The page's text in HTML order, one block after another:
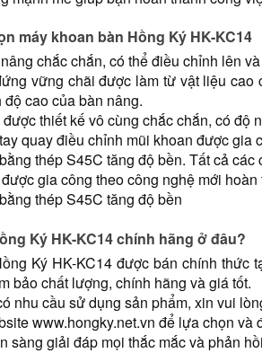
máy khoan bàn Hồng Ký HK-KC14
chắc chắn, có thể điều chỉnh lên
vững chãi được làm từ vật liệu
cao của bàn nâng.
thiết kế vô cùng chắc chắn, có độ
quay điều chỉnh mũi khoan được
thép S45C tăng độ bền. Tất cả
gia công theo công nghệ mới
thép S45C tăng độ bền
Ký HK-KC14 chính hãng ở đâu?
Ký HK-KC14 được bán chính thức
bảo chất lượng, chính hãng và giá tốt.
nhu cầu sử dụng sản phẩm, xin vui
www.hongky.net.vn để lựa chọn và
sàng giải đáp mọi thắc mắc và phản